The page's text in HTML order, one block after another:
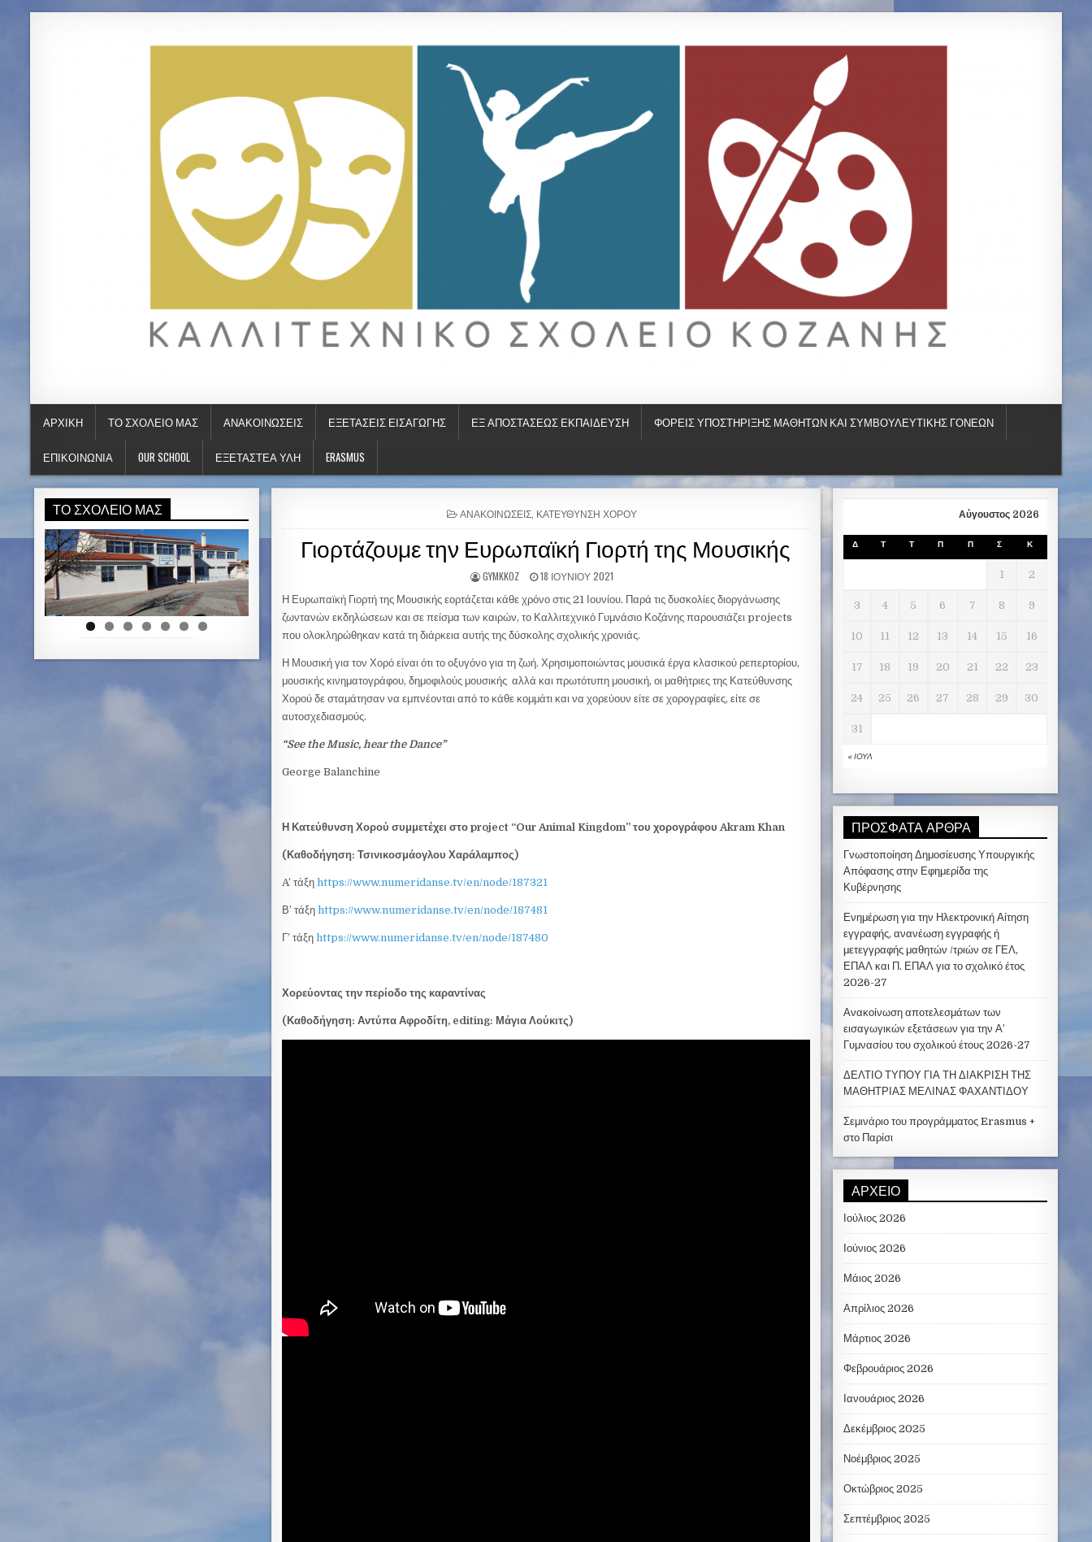
ΚΑΛΛΙΤΕΧΝΙΚΟ ΓΥΜΝΑΣΙΟ ΚΟΖΑΝΗΣ
ΑΡΧΙΚΉ ΤΟ ΣΧΟΛΕΊΟ ΜΑΣ ΑΝΑΚΟΙΝΏΣΕΙΣ ΕΞΕΤΆΣΕΙΣ ΕΙΣΑΓΩΓΉΣ ΕΞ ΑΠΟΣΤΆΣΕΩΣ ΕΚΠΑΊΔΕΥΣΗ ΦΟΡΕΙΣ ΥΠΟΣΤΗΡΙΞΗΣ ΜΑΘΗΤΩΝ ΚΑΙ ΣΥΜΒΟΥΛΕΥΤΙΚΗΣ ΓΟΝΕΩΝ
ΕΠΙΚΟΙΝΩΝΊΑ OUR SCHOOL ΕΞΕΤΑΣΤΕΑ ΥΛΗ ERASMUS
P
O
I
ΑΝΑΚΟΙΝΏΣΕΙΣ, ΚΑΤΕΎΘΥΝΣΗ ΧΟΡΟΎ
Γιορτάζουμε την Ευρωπαϊκή Γιορτή της Μουσικής
GYMKKOZ 18 ΙΟΥΝΊΟΥ 2021
Η Ευρωπαϊκή Γιορτή της Μουσικής εορτάζεται κάθε χρόνο στις 21 Ιουνίου. Παρά τις δυσκολίες διοργάνωσης
ζωντανών εκδηλώσεων και σε πείσμα των καιρών, το Καλλιτεχνικό Γυμνάσιο Κοζάνης παρουσιάζει projects
που ολοκληρώθηκαν κατά τη διάρκεια αυτής της δύσκολης σχολικής χρονιάς.
Η Μουσική για τον Χορό είναι ότι το οξυγόνο για τη ζωή. Χρησιμοποιώντας μουσικά έργα κλασικού ρεπερτορίου,
μουσικής κινηματογράφου, δημοφιλούς μουσικής αλλά και πρωτότυπη μουσική, οι μαθήτριες της Κατεύθυνσης
Χορού δε σταμάτησαν να εμπνέονται από το κάθε κομμάτι και να χορεύουν είτε σε χορογραφίες, είτε σε
αυτοσχεδιασμούς.
“See the Music, hear the Dance”
George Balanchine
Η Κατεύθυνση Χορού συμμετέχει στο project “Our Animal Kingdom” του χορογράφου Akram Khan
(Καθοδήγηση: Τσινικοσμάογλου Χαράλαμπος)
A’ τάξηhttps://www.numeridanse.tv/en/node/187321
Β’ τάξηhttps://www.numeridanse.tv/en/node/187481
Γ’ τάξηhttps://www.numeridanse.tv/en/node/187480
Χορεύοντας την περίοδο της καραντίνας
(Καθοδήγηση: Αντύπα Αφροδίτη, editing: Μάγια Λούκιτς)
ΤΟ ΣΧΟΛΕΊΟ ΜΑΣ Αύγουστος 2026
Δ Τ Τ Π Π Σ Κ
« ΙΟΎΛ
1 2
3 4 5 6 7 8 9
10 11 12 13 14 15 16
17 18 19 20 21 22 23
24 25 26 27 28 29 30
31
ΠΡΌΣΦΑΤΑ ΆΡΘΡΑ
Γνωστοποίηση Δημοσίευσης Υπουργικής
Απόφασης στην Εφημερίδα της
Κυβέρνησης
Ενημέρωση για την Ηλεκτρονική Αίτηση
εγγραφής, ανανέωση εγγραφής ή
μετεγγραφής μαθητών /τριών σε ΓΕΛ,
ΕΠΑΛ και Π. ΕΠΑΛ για το σχολικό έτος
2026-27
Ανακοίνωση αποτελεσμάτων των
εισαγωγικών εξετάσεων για την Α’
Γυμνασίου του σχολικού έτους 2026-27
ΔΕΛΤΙΟ ΤΥΠΟΥ ΓΙΑ ΤΗ ΔΙΑΚΡΙΣΗ ΤΗΣ
ΜΑΘΗΤΡΙΑΣ ΜΕΛΙΝΑΣ ΦΑΧΑΝΤΙΔΟΥ
Σεμινάριο του προγράμματος Erasmus +
στο Παρίσι
ΑΡΧΕΊΟ
Ιούλιος 2026
Ιούνιος 2026
Μάιος 2026
Απρίλιος 2026
Μάρτιος 2026
Φεβρουάριος 2026
Ιανουάριος 2026
Δεκέμβριος 2025
Νοέμβριος 2025
Οκτώβριος 2025
Σεπτέμβριος 2025